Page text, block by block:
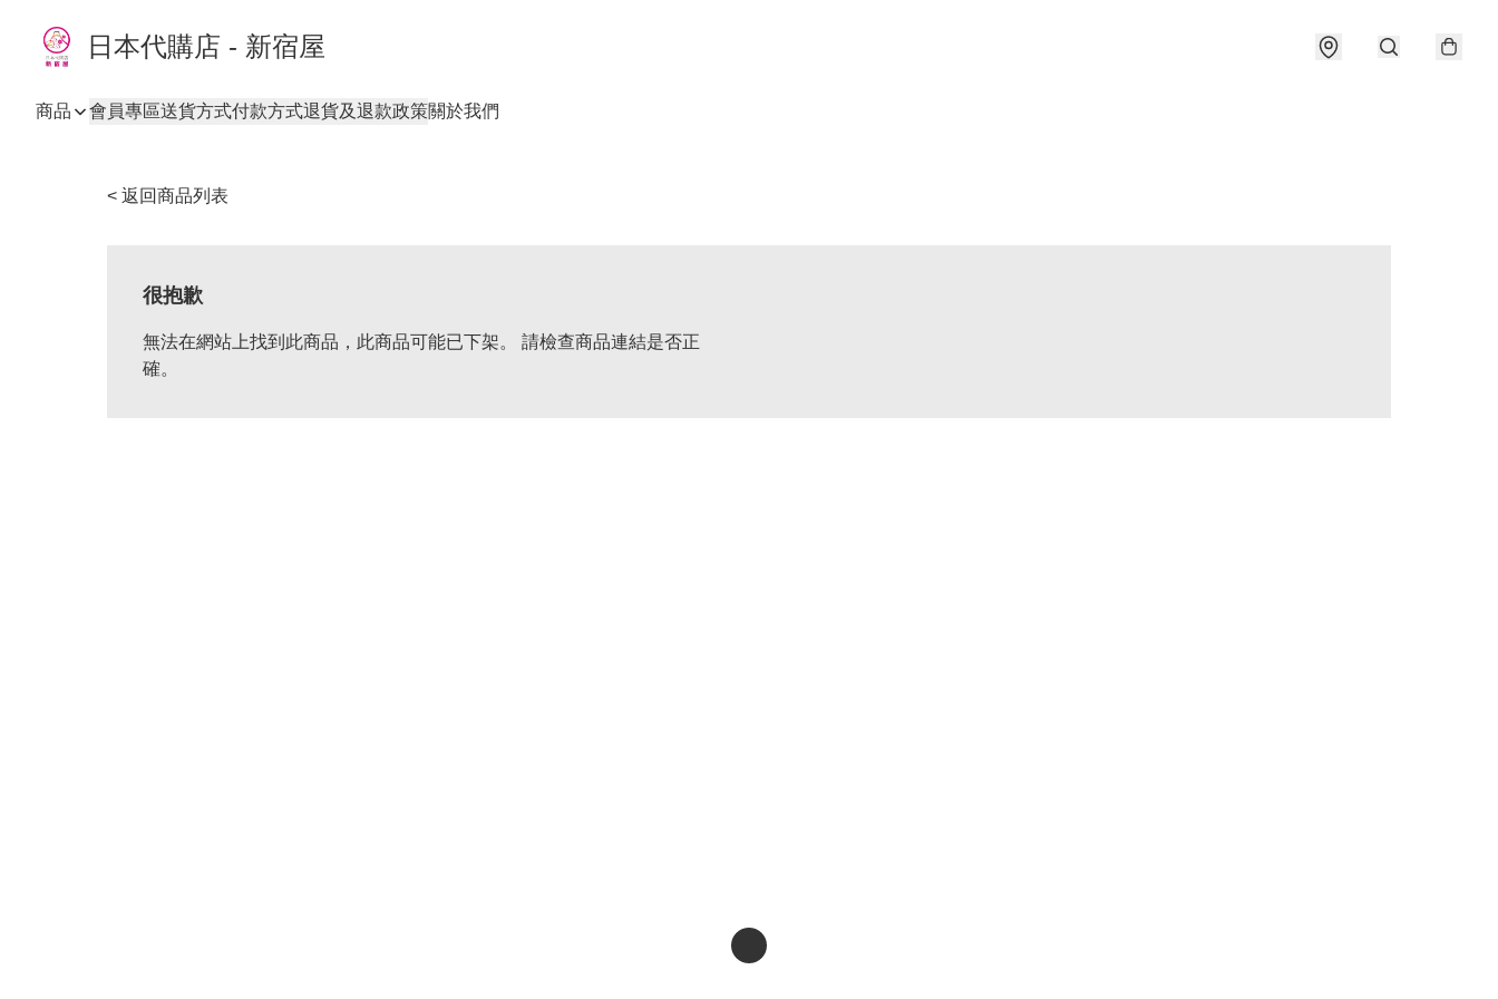
日本代購店 - 新宿屋
商品 會員專區送貨方式付款方式退貨及退款政策關於我們
< 返回商品列表
很抱歉
無法在網站上找到此商品，此商品可能已下架。 請檢查商品連結是否正
確。